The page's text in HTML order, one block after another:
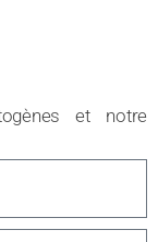
et notre